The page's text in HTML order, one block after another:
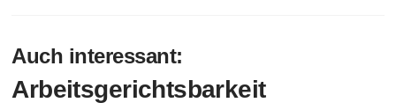
Auch interessant:
Arbeitsgerichtsbarkeit